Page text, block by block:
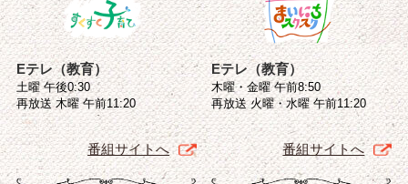
Eテレ（教育）
土曜 午後0:30
再放送 木曜 午前11:20
番組サイトへ
Eテレ（教育）
木曜・金曜 午前8:50
再放送 火曜・水曜 午前11:20
番組サイトへ